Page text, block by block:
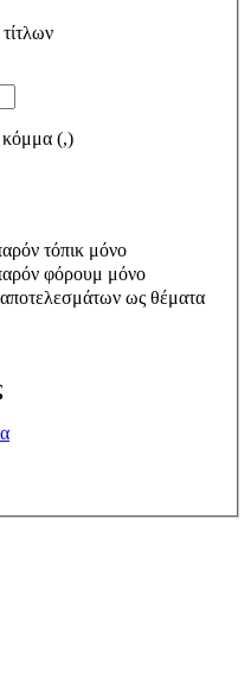
κόμμα (,)
τόπικ μόνο
φόρουμ μόνο
ως θέματα